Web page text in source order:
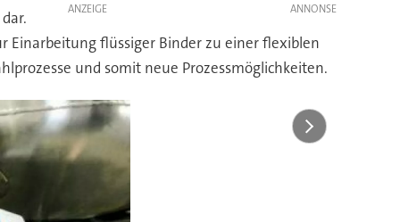
ANZEIGE
Einarbeitung flüssiger Binder zu einer flexiblen
und somit neue Prozessmöglichkeiten.